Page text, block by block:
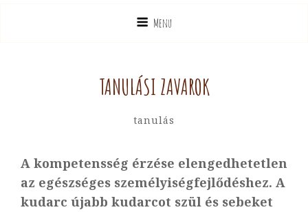
Menu
TANULÁSI ZAVAROK
Categories
Tanulás
A kompetensség érzése elengedhetetlen
az egészséges személyiségfejlődéshez. A
kudarc újabb kudarcot szül és sebeket